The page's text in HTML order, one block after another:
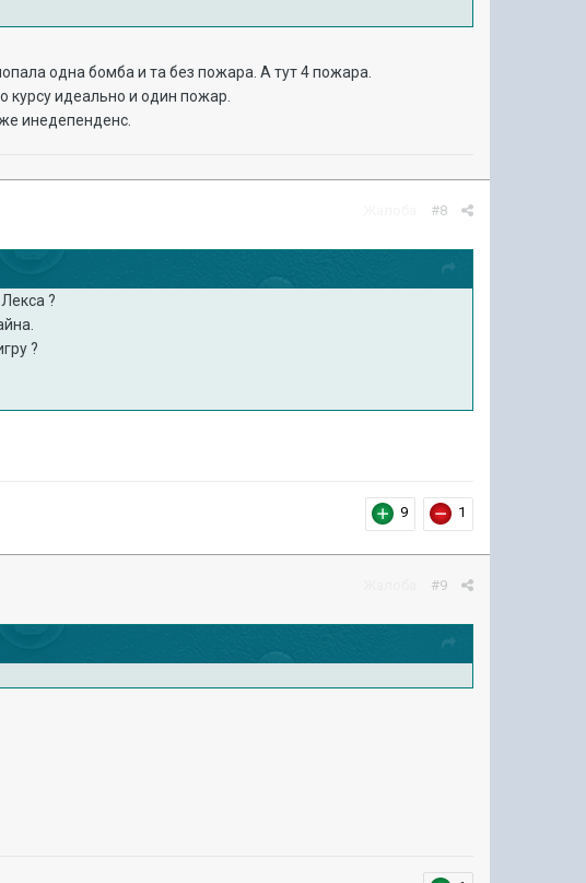
одна бомба и та без пожара. А тут 4 пожара.
курсу идеально и один пожар.
инедепенденс.
#8
?
?
9 1
#9